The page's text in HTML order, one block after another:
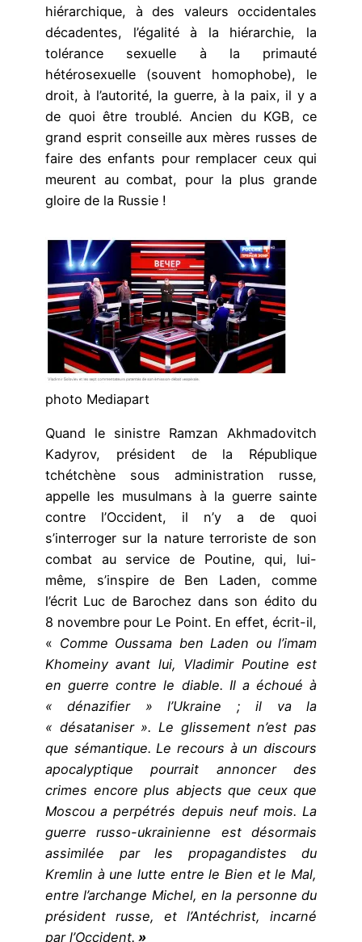
hiérarchique, à des valeurs occidentales
décadentes, l’égalité à la hiérarchie, la
tolérance sexuelle à la primauté
hétérosexuelle (souvent homophobe), le
droit, à l’autorité, la guerre, à la paix, il y a
de quoi être troublé. Ancien du KGB, ce
grand esprit conseille aux mères russes de
faire des enfants pour remplacer ceux qui
meurent au combat, pour la plus grande
gloire de la Russie !
photo Mediapart
Quand le sinistre Ramzan Akhmadovitch
Kadyrov, président de la République
tchétchène sous administration russe,
appelle les musulmans à la guerre sainte
contre l’Occident, il n’y a de quoi
s’interroger sur la nature terroriste de son
combat au service de Poutine, qui, lui-
même, s’inspire de Ben Laden, comme
l’écrit Luc de Barochez dans son édito du
8 novembre pour Le Point. En effet, écrit-il,
« Comme Oussama ben Laden ou l’imam
Khomeiny avant lui, Vladimir Poutine est
en guerre contre le diable. Il a échoué à
« dénazifier » l’Ukraine ; il va la
« désataniser ». Le glissement n’est pas
que sémantique. Le recours à un discours
apocalyptique pourrait annoncer des
crimes encore plus abjects que ceux que
Moscou a perpétrés depuis neuf mois. La
guerre russo-ukrainienne est désormais
assimilée par les propagandistes du
Kremlin à une lutte entre le Bien et le Mal,
entre l’archange Michel, en la personne du
président russe, et l’Antéchrist, incarné
par l’Occident. »